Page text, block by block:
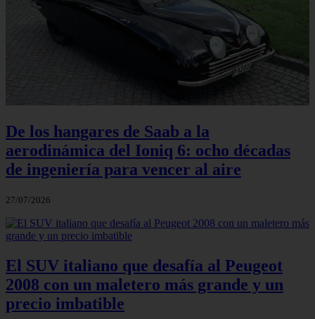
De los hangares de Saab a la
aerodinámica del Ioniq 6: ocho décadas
de ingeniería para vencer al aire
27/07/2026
El SUV italiano que desafía al Peugeot
2008 con un maletero más grande y un
precio imbatible